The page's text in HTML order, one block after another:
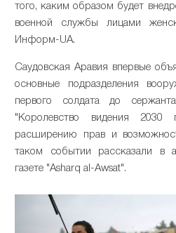
того, каким образом будет
военной службы лицами
Информ-UA.
Саудовская Аравия впервые
основные подразделения
первого солдата до
"Королевство видения 2030
расширению прав и
таком событии рассказали в
газете "Asharq al-Awsat".